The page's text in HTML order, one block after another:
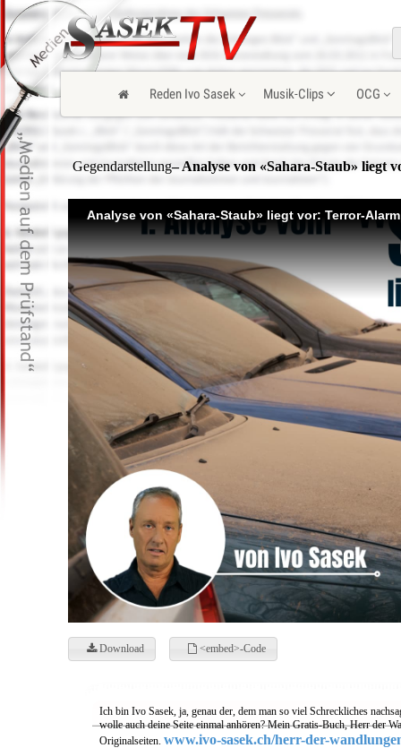
Reden Ivo Sasek Musik-Clips OCG
Gegendarstellung– Analyse von «Sahara-Staub» liegt
Analyse von «Sahara-Staub» liegt vor: Terror-
Download <embed>-Code
Ich bin Ivo Sasek, ja, genau der, dem man so viel Schreckliches
wolle auch deine Seite einmal anhören? Mein Gratis-Buch, Herr der
Originalseiten. www.ivo-sasek.ch/herr-der-